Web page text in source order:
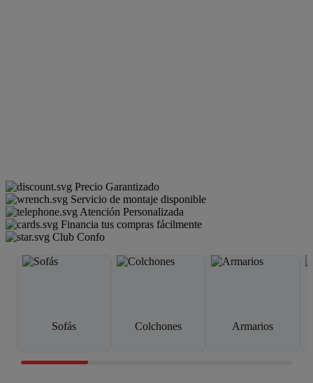
Precio Garantizado
Servicio de montaje disponible
Atención Personalizada
Financia tus compras fácilmente
Club Confo
Sofás Colchones Armarios